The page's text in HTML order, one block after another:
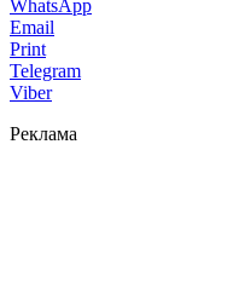
WhatsApp
Email
Print
Telegram
Viber
Реклама